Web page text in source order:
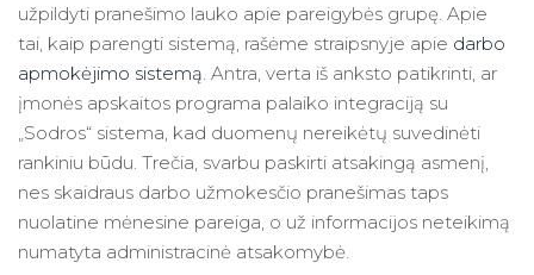
užpildyti pranešimo lauko apie pareigybės grupę. Apie
tai, kaip parengti sistemą, rašėme straipsnyje apie darbo
apmokėjimo sistemą . Antra, verta iš anksto patikrinti, ar
įmonės apskaitos programa palaiko integraciją su
„Sodros“ sistema, kad duomenų nereikėtų suvedinėti
rankiniu būdu. Trečia, svarbu paskirti atsakingą asmenį,
nes skaidraus darbo užmokesčio pranešimas taps
nuolatine mėnesine pareiga, o už informacijos neteikimą
numatyta administracinė atsakomybė.